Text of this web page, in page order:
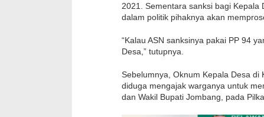
2021. Sementara sanksi bagi
dalam politik pihaknya akan
“Kalau ASN sanksinya pakai PP 94
Desa,” tutupnya.
Sebelumnya, Oknum Kepala Desa
diduga mengajak warganya untuk
dan Wakil Bupati Jombang, pada